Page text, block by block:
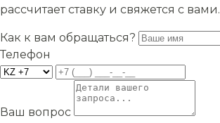
рассчитает ставку и свяжется с вами.
Как к вам обращаться?
Телефон
Ваш вопрос